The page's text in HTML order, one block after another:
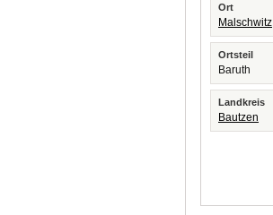
Ort
Malschwitz
Ortsteil
Baruth
Landkreis
Bautzen